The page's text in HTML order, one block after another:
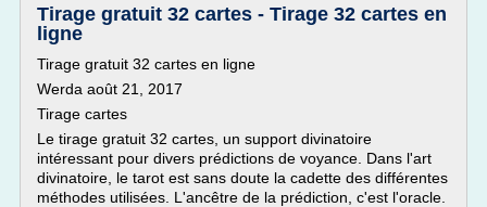
Tirage gratuit 32 cartes - Tirage 32 cartes en
ligne
Tirage gratuit 32 cartes en ligne
Werda août 21, 2017
Tirage cartes
Le tirage gratuit 32 cartes, un support divinatoire
intéressant pour divers prédictions de voyance. Dans l'art
divinatoire, le tarot est sans doute la cadette des différentes
méthodes utilisées. L'ancêtre de la prédiction, c'est l'oracle.